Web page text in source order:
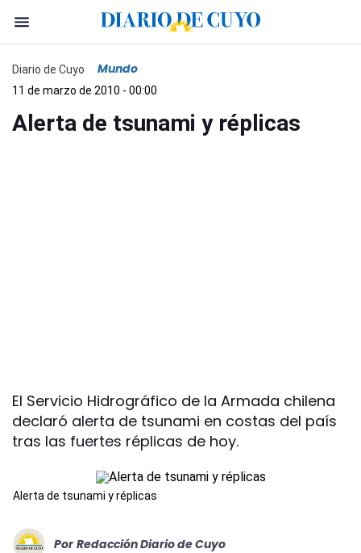
Diario de Cuyo Mundo
11 de marzo de 2010 - 00:00
Alerta de tsunami y réplicas
El Servicio Hidrográfico de la Armada chilena
declaró alerta de tsunami en costas del país
tras las fuertes réplicas de hoy.
Alerta de tsunami y réplicas
Por Redacción Diario de Cuyo